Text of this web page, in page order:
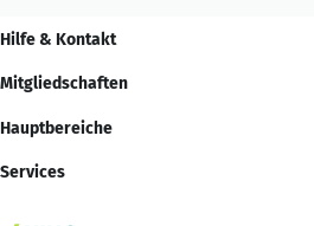
Hilfe & Kontakt
Mitgliedschaften
Hauptbereiche
Services